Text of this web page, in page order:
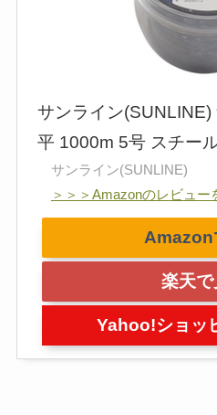
サンライン
平 1000m 5号 スチー
サンライン(SUNLINE)
＞＞＞Amazonのレビュー
Amazon
楽天で
Yahoo!ショッ